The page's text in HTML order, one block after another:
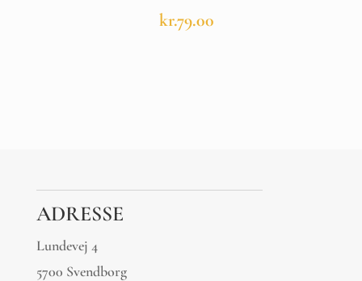
kr.79.00
ADRESSE
Lundevej 4
5700 Svendborg